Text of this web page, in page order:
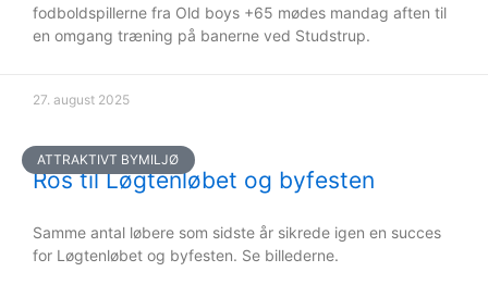
fodboldspillerne fra Old boys +65 mødes mandag aften til
en omgang træning på banerne ved Studstrup.
27. august 2025
ATTRAKTIVT BYMILJØ
Ros til Løgtenløbet og byfesten
Samme antal løbere som sidste år sikrede igen en succes
for Løgtenløbet og byfesten. Se billederne.